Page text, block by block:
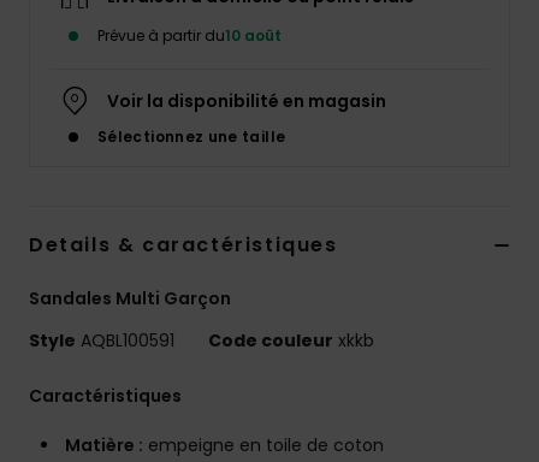
Prévue à partir du10 août
Voir la disponibilité en magasin
Sélectionnez une taille
Details & caractéristiques
Sandales Multi Garçon
Style AQBL100591 Code couleur xkkb
Caractéristiques
Matière : empeigne en toile de coton